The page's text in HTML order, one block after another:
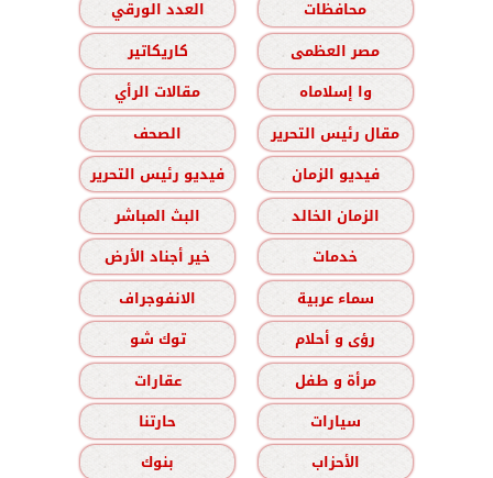
محافظات
العدد الورقي
مصر العظمى
كاريكاتير
وا إسلاماه
مقالات الرأي
مقال رئيس التحرير
الصحف
فيديو الزمان
فيديو رئيس التحرير
الزمان الخالد
البث المباشر
خدمات
خير أجناد الأرض
سماء عربية
الانفوجراف
رؤى و أحلام
توك شو
مرأة و طفل
عقارات
سيارات
حارتنا
الأحزاب
بنوك